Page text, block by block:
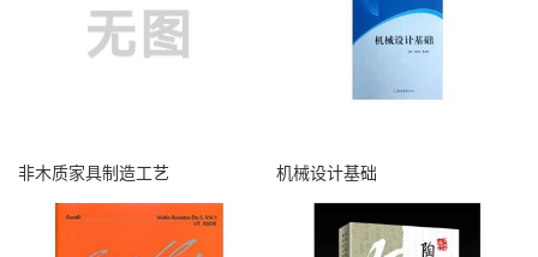
非木质家具制造工艺 机械设计基础